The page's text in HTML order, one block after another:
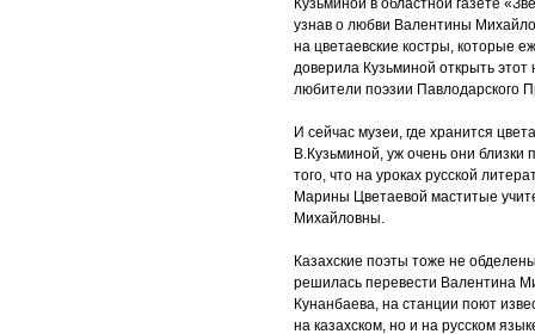
Кузьминой в областной газете
узнав о любви Валентины
на цветаевские костры, которые
доверила Кузьминой открыть
любители поэзии Павлодарского
И сейчас музеи, где хранится
В.Кузьминой, уж очень они
того, что на уроках русской
Марины Цветаевой маститые
Михайловны.
Казахские поэты тоже не
решилась перевести Валентина
Кунанбаева, на станции поют
на казахском, но и на русском